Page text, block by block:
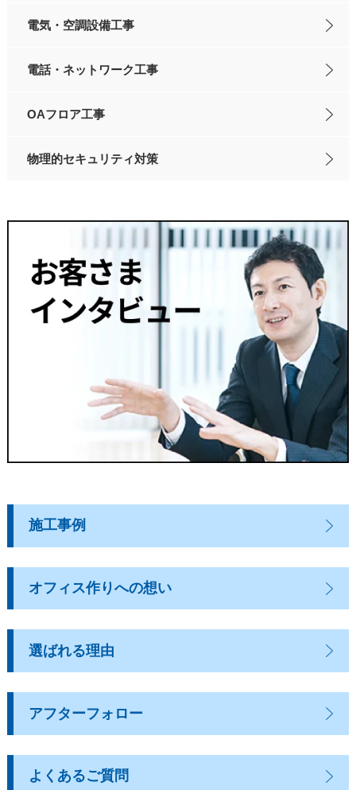
電気・空調設備工事
電話・ネットワーク工事
OAフロア工事
物理的セキュリティ対策
施工事例
オフィス作りへの想い
選ばれる理由
アフターフォロー
よくあるご質問